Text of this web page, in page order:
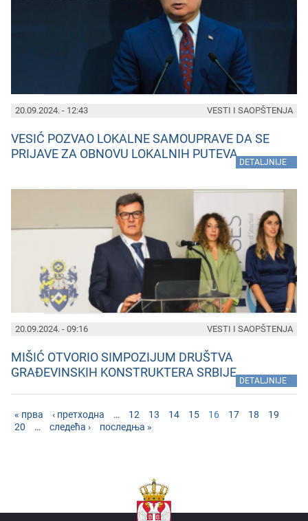
20.09.2024. - 12:43
VESIĆ POZVAO LOKALNE SAMOUPRAVE DA SE
PRIJAVE ZA OBNOVU LOKALNIH PUTEVA
DETALJNIJE
VESTI I SAOPŠTENJA
20.09.2024. - 09:16
MIŠIĆ OTVORIO SIMPOZIJUM DRUŠTVA
GRAĐEVINSKIH KONSTRUKTERA SRBIJE
DETALJNIJE
VESTI I SAOPŠTENJA
« прва ‹ претходна … 12 13 14 15 16 17 18
19
20
… следећа › последња »